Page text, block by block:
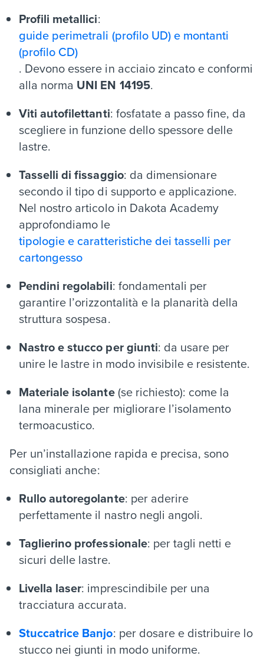
Profili metallici:
guide perimetrali (profilo UD) e montanti
(profilo CD)
. Devono essere in acciaio zincato e conformi
alla norma UNI EN 14195.
Viti autofilettanti: fosfatate a passo fine, da
scegliere in funzione dello spessore delle
lastre.
Tasselli di fissaggio: da dimensionare
secondo il tipo di supporto e applicazione.
Nel nostro articolo in Dakota Academy
approfondiamo le
tipologie e caratteristiche dei tasselli per
cartongesso
Pendini regolabili: fondamentali per
garantire l’orizzontalità e la planarità della
struttura sospesa.
Nastro e stucco per giunti: da usare per
unire le lastre in modo invisibile e resistente.
Materiale isolante(se richiesto): come la
lana minerale per migliorare l’isolamento
termoacustico.
Per un’installazione rapida e precisa, sono
consigliati anche:
Rullo autoregolante: per aderire
perfettamente il nastro negli angoli.
Taglierino professionale: per tagli netti e
sicuri delle lastre.
Livella laser: imprescindibile per una
tracciatura accurata.
Stuccatrice Banjo: per dosare e distribuire lo
stucco nei giunti in modo uniforme.